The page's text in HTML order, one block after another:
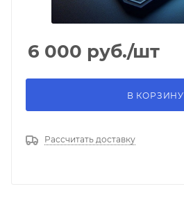
6 000 руб./шт
В КОРЗИНУ
Рассчитать доставку